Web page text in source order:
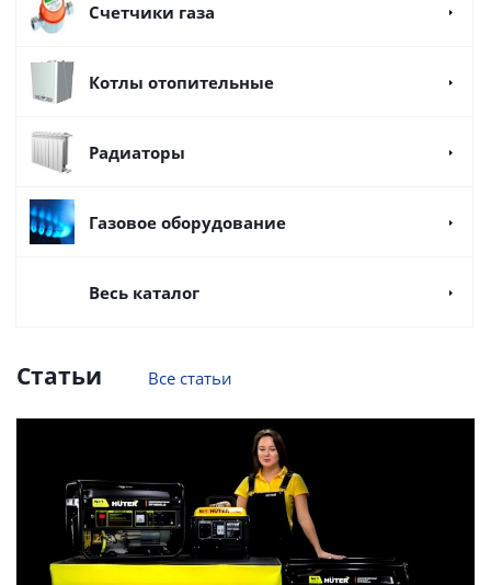
Счетчики газа
Котлы отопительные
Радиаторы
Газовое оборудование
Весь каталог
Статьи Все статьи